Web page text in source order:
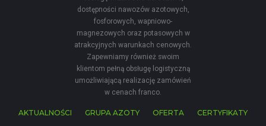
dostępności nawozów azotowych,
fosforowych, wapniowo-
magnezowych oraz potasowych w
atrakcyjnych warunkach cenowych.
Zapewniamy również swoim
klientom pełną obsługę logistyczną
umożliwiającą realizację zamówień
w cenach franco.
AKTUALNOŚCI GRUPA AZOTY OFERTA CERTYFIKATY